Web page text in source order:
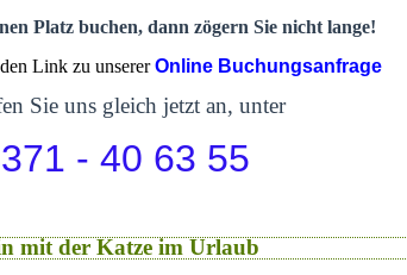
Platz buchen, dann zögern Sie nicht lange!
Link zu unsererOnline Buchungsanfrage
Sie uns gleich jetzt an, unter
- 40 63 55
mit der Katze im Urlaub